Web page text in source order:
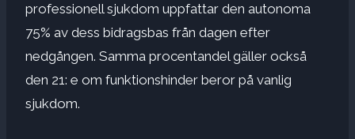
professionell sjukdom uppfattar den autonoma
75% av dess bidragsbas från dagen efter
nedgången. Samma procentandel gäller också
den 21: e om funktionshinder beror på vanlig
sjukdom.